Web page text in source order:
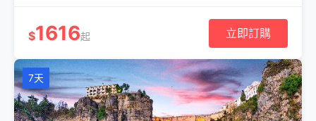
$1616起 立即訂購
7天